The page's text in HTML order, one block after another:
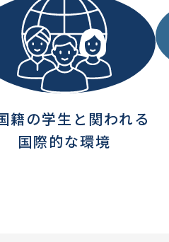
籍の学生と関われる
国際的な環境